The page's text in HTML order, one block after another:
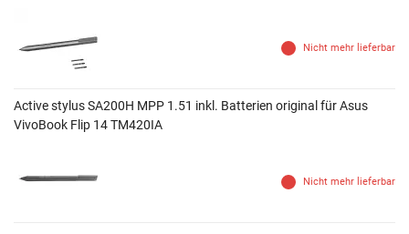
Nicht mehr lieferbar
Active stylus SA200H MPP 1.51 inkl. Batterien original für Asus
VivoBook Flip 14 TM420IA
Nicht mehr lieferbar